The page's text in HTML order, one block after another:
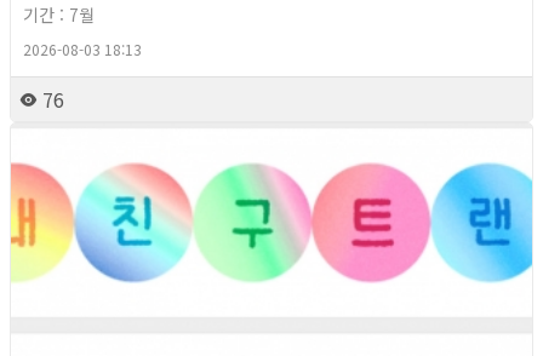
기간 : 7월
2026-08-03 18:13
76